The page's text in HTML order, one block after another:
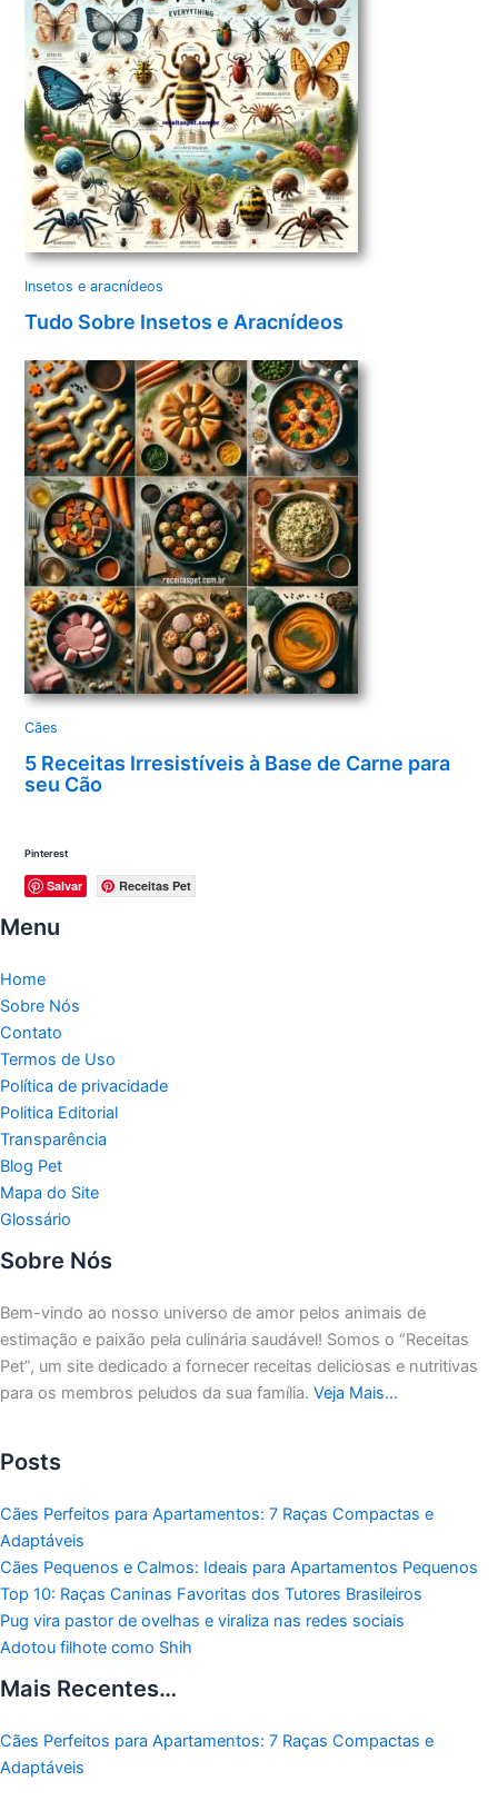
Insetos e aracnídeos
Tudo Sobre Insetos e Aracnídeos
Cães
5 Receitas Irresistíveis à Base de Carne para
seu Cão
Pinterest
Salvar Receitas Pet
Menu
Home
Sobre Nós
Contato
Termos de Uso
Política de privacidade
Politica Editorial
Transparência
Blog Pet
Mapa do Site
Glossário
Sobre Nós
Bem-vindo ao nosso universo de amor pelos animais de
estimação e paixão pela culinária saudável! Somos o “Receitas
Pet”, um site dedicado a fornecer receitas deliciosas e nutritivas
para os membros peludos da sua família. Veja Mais…
Posts
Cães Perfeitos para Apartamentos: 7 Raças Compactas e
Adaptáveis
Cães Pequenos e Calmos: Ideais para Apartamentos Pequenos
Top 10: Raças Caninas Favoritas dos Tutores Brasileiros
Pug vira pastor de ovelhas e viraliza nas redes sociais
Adotou filhote como Shih
Mais Recentes…
Cães Perfeitos para Apartamentos: 7 Raças Compactas e
Adaptáveis